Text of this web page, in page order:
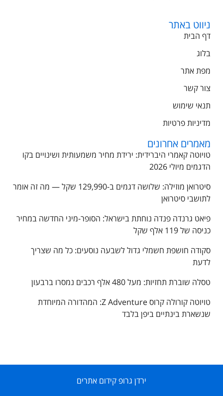
ניווט באתר
דף הבית
בלוג
מפת אתר
צור קשר
תנאי שימוש
מדיניות פרטיות
מאמרים אחרונים
טויוטה קאמרי היברידית: ירידת מחיר משמעותית ושינויים בקו
הדגמים מיולי 2026
סיטרואן מוזילה: שלושה דגמים ב-129,990 שקל — מה זה אומר
לתושבי סיטרואן
פיאט גרנדה פנדה נוחתת בישראל: הסופר-מיני החדשה במחיר
כניסה של 119 אלף שקל
סקודה חושפת חשמלי גדול לשבעה נוסעים: כל מה שצריך
לדעת
טסלה שוברת תחזיות: מעל 480 אלף רכבים נמסרו ברבעון
טויוטה קורולה קרוס Z Adventure: המהדורה המיוחדת
שנשארת בינתיים ביפן בלבד
ירדן גרופ קידום אתרים